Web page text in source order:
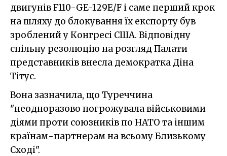
двигунів F110-GE-129E/F і саме перший крок
на шляху до блокування їх експорту був
зроблений у Конгресі США. Відповідну
спільну резолюцію на розгляд Палати
представників внесла демократка Діна
Тітус.
Вона зазначила, що Туреччина
"неодноразово погрожувала військовими
діями проти союзників по НАТО та іншим
країнам-партнерам на всьому Близькому
Сході".